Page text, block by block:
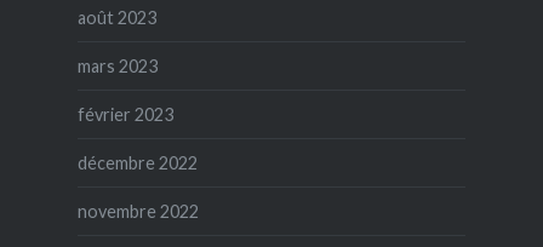
août 2023
mars 2023
février 2023
décembre 2022
novembre 2022